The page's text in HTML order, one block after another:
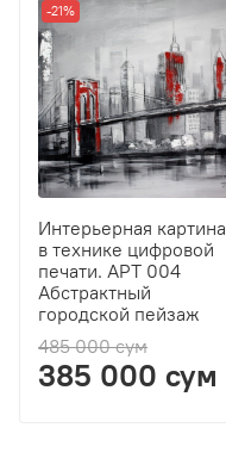
-21%
Интерьерная картина
в технике цифровой
печати. АРТ 004
Абстрактный
городской пейзаж
485 000 сум
385 000 сум